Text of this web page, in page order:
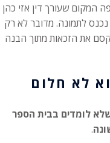
המקום שעורך דין אזי כהן
לתמונה. מדובר לא רק
את הזכאות מתוך הבנה
לא חלום
לומדים בבית הספר
.